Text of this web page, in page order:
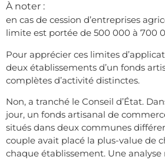
À noter :
en cas de cession d’entreprises
limite est portée de 500 000 à 700
Pour apprécier ces limites
deux établissements d’un fonds
complètes d’activité distinctes.
Non, a tranché le Conseil d’État.
jour, un fonds artisanal de
situés dans deux communes
couple avait placé la plus-value de
chaque établissement. Une